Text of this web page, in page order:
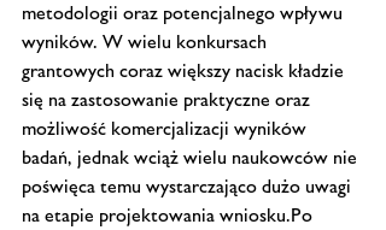
metodologii oraz potencjalnego wpływu
wyników. W wielu konkursach
grantowych coraz większy nacisk kładzie
się na zastosowanie praktyczne oraz
możliwość komercjalizacji wyników
badań, jednak wciąż wielu naukowców nie
poświęca temu wystarczająco dużo uwagi
na etapie projektowania wniosku.Po